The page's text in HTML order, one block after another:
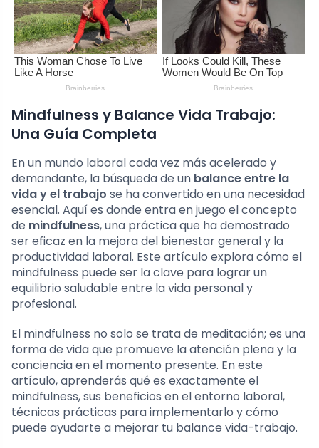
Mindfulness y Balance Vida Trabajo:
Una Guía Completa
En un mundo laboral cada vez más acelerado y
demandante, la búsqueda de un balance entre la
vida y el trabajo se ha convertido en una necesidad
esencial. Aquí es donde entra en juego el concepto
de mindfulness, una práctica que ha demostrado
ser eficaz en la mejora del bienestar general y la
productividad laboral. Este artículo explora cómo el
mindfulness puede ser la clave para lograr un
equilibrio saludable entre la vida personal y
profesional.
El mindfulness no solo se trata de meditación; es una
forma de vida que promueve la atención plena y la
conciencia en el momento presente. En este
artículo, aprenderás qué es exactamente el
mindfulness, sus beneficios en el entorno laboral,
técnicas prácticas para implementarlo y cómo
puede ayudarte a mejorar tu balance vida-trabajo.